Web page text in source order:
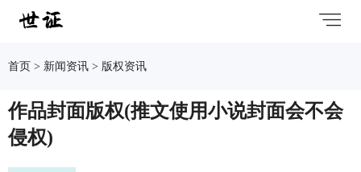
首页 > 新闻资讯 > 版权资讯
作品封面版权(推文使用小说封面会不会
侵权)